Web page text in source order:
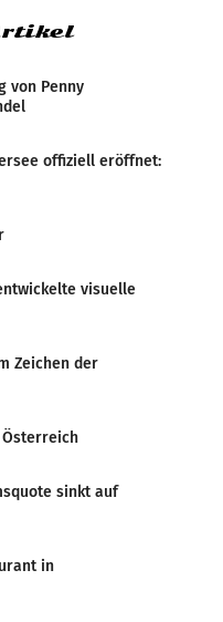
von Penny
offiziell eröffnet:
visuelle
Zeichen der
Österreich
sinkt auf
in